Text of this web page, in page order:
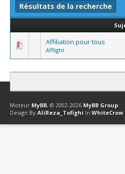
Résultats de la recherche
Affiliation pour tous
Afflight
Contact Club Affiliation
Moteur MyBB, © 2002-2026 MyBB Group.
Design By AliReza_Tofighi In